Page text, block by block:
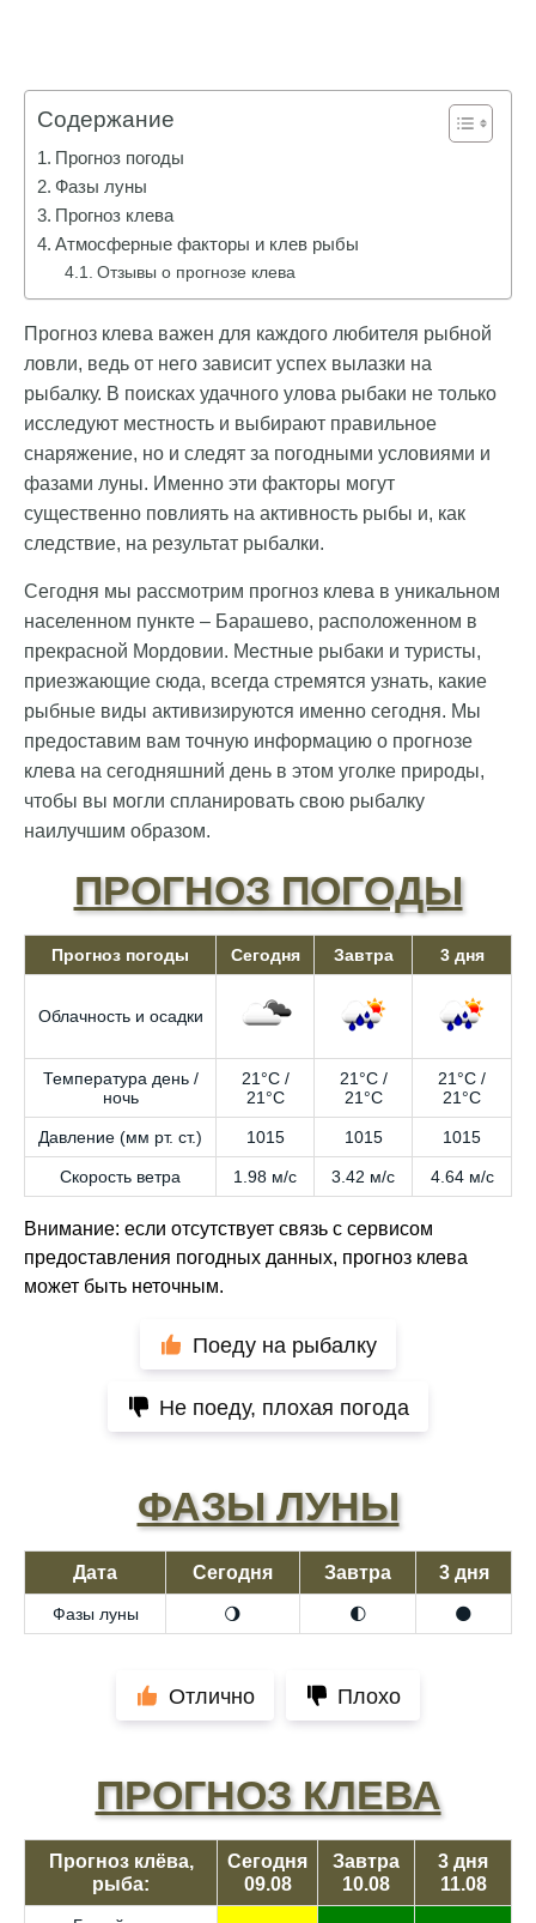
Содержание
Прогноз погоды
Фазы луны
Прогноз клева
Атмосферные факторы и клев рыбы
Отзывы о прогнозе клева
Прогноз клева важен для каждого любителя рыбной
ловли, ведь от него зависит успех вылазки на
рыбалку. В поисках удачного улова рыбаки не только
исследуют местность и выбирают правильное
снаряжение, но и следят за погодными условиями и
фазами луны. Именно эти факторы могут
существенно повлиять на активность рыбы и, как
следствие, на результат рыбалки.
Сегодня мы рассмотрим прогноз клева в уникальном
населенном пункте – Барашево, расположенном в
прекрасной Мордовии. Местные рыбаки и туристы,
приезжающие сюда, всегда стремятся узнать, какие
рыбные виды активизируются именно сегодня. Мы
предоставим вам точную информацию о прогнозе
клева на сегодняшний день в этом уголке природы,
чтобы вы могли спланировать свою рыбалку
наилучшим образом.
ПРОГНОЗ ПОГОДЫ
Прогноз погоды Сегодня Завтра 3 дня
Облачность и осадки
Температура день /
ночь
21°C /
21°C
21°C /
21°C
21°C /
21°C
Давление (мм рт. ст.) 1015 1015 1015
Скорость ветра 1.98 м/с 3.42 м/с 4.64 м/с
Внимание: если отсутствует связь с сервисом
предоставления погодных данных, прогноз клева
может быть неточным.
Поеду на рыбалку
Не поеду, плохая погода
ФАЗЫ ЛУНЫ
Дата Сегодня Завтра 3 дня
Фазы луны 🌖 🌓 🌑
Отлично Плохо
ПРОГНОЗ КЛЕВА
Прогноз клёва,
рыба:
Сегодня
09.08
Завтра
10.08
3 дня
11.08